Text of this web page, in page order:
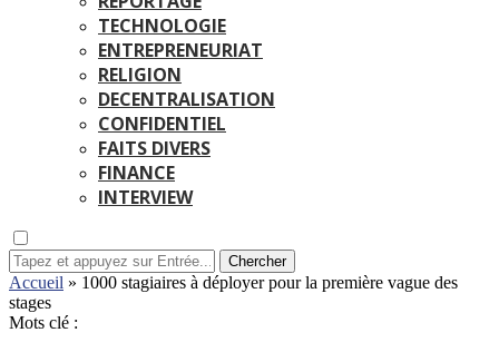
TECHNOLOGIE
ENTREPRENEURIAT
RELIGION
DECENTRALISATION
CONFIDENTIEL
FAITS DIVERS
FINANCE
INTERVIEW
Chercher
Accueil » 1000 stagiaires à déployer pour la première vague des
stages
Mots clé :